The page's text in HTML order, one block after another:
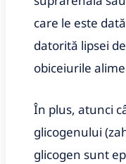
care le este
datorită lipsei
obiceiurile
În plus, atunci
glicogenului
glicogen sunt